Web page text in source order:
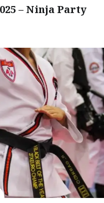
– Ninja Party